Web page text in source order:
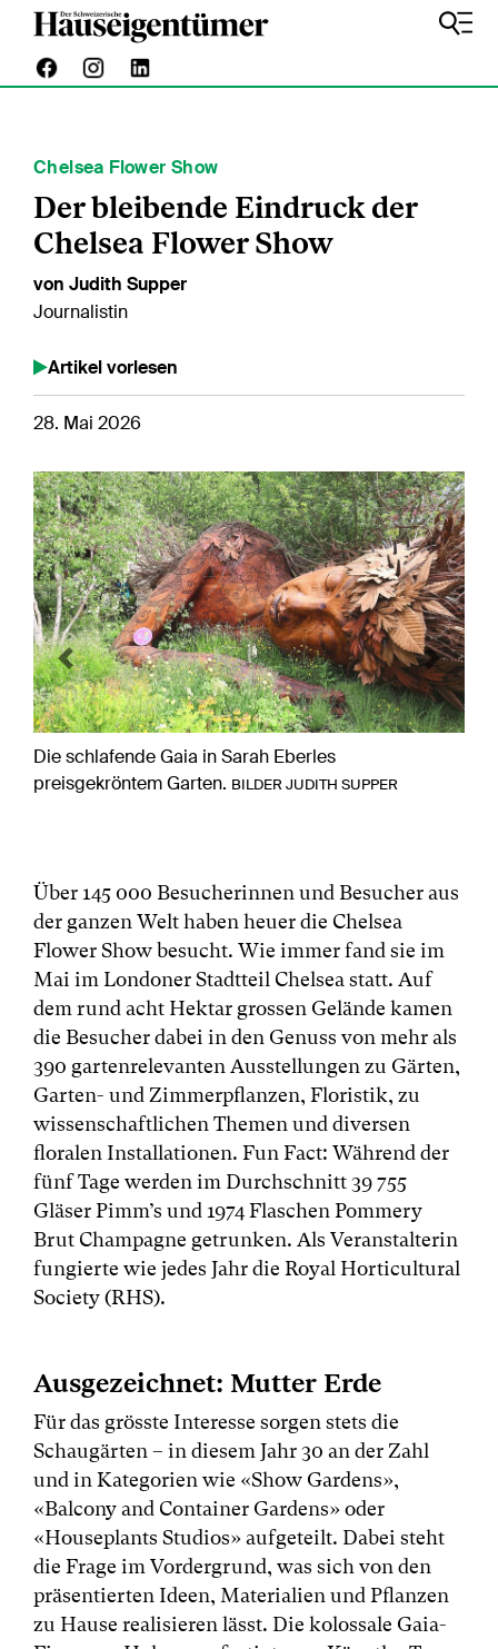
Chelsea Flower Show
Der bleibende Eindruck der
Chelsea Flower Show
von Judith Supper
Journalistin
Artikel vorlesen
28. Mai 2026
Die schlafende Gaia in Sarah Eberles
preisgekröntem Garten. BILDER JUDITH SUPPER
Previous Next
Über 145 000 Besucherinnen und Besucher aus
der ganzen Welt haben heuer die Chelsea
Flower Show besucht. Wie immer fand sie im
Mai im Londoner Stadtteil Chelsea statt. Auf
dem rund acht Hektar grossen Gelände kamen
die Besucher dabei in den Genuss von mehr als
390 gartenrelevanten Ausstellungen zu Gärten,
Garten- und Zimmerpflanzen, Floristik, zu
wissenschaftlichen Themen und diversen
floralen Installationen. Fun Fact: Während der
fünf Tage werden im Durchschnitt 39 755
Gläser Pimm’s und 1974 Flaschen Pommery
Brut Champagne getrunken. Als Veranstalterin
fungierte wie jedes Jahr die Royal Horticultural
Society (RHS).
Ausgezeichnet: Mutter Erde
Für das grösste Interesse sorgen stets die
Schaugärten – in diesem Jahr 30 an der Zahl
und in Kategorien wie «Show Gardens»,
«Balcony and Container Gardens» oder
«Houseplants Studios» aufgeteilt. Dabei steht
die Frage im Vordergrund, was sich von den
präsentierten Ideen, Materialien und Pflanzen
zu Hause realisieren lässt. Die kolossale Gaia-